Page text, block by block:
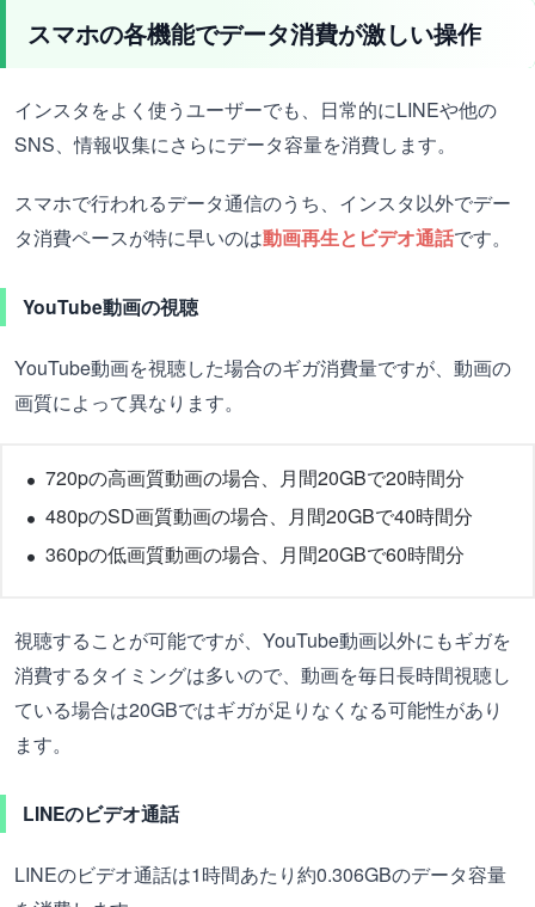
スマホの各機能でデータ消費が激しい操作
インスタをよく使うユーザーでも、日常的にLINEや他の
SNS、情報収集にさらにデータ容量を消費します。
スマホで行われるデータ通信のうち、インスタ以外でデー
タ消費ペースが特に早いのは動画再生とビデオ通話です。
YouTube動画の視聴
YouTube動画を視聴した場合のギガ消費量ですが、動画の
画質によって異なります。
720pの高画質動画の場合、月間20GBで20時間分
480pのSD画質動画の場合、月間20GBで40時間分
360pの低画質動画の場合、月間20GBで60時間分
視聴することが可能ですが、YouTube動画以外にもギガを
消費するタイミングは多いので、動画を毎日長時間視聴し
ている場合は20GBではギガが足りなくなる可能性があり
ます。
LINEのビデオ通話
LINEのビデオ通話は1時間あたり約0.306GBのデータ容量